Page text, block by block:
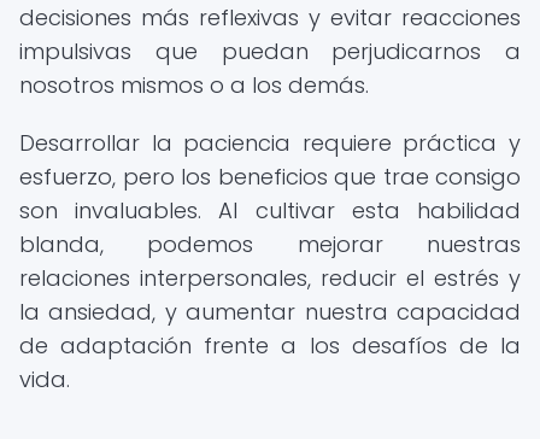
decisiones más reflexivas y evitar reacciones
impulsivas que puedan perjudicarnos a
nosotros mismos o a los demás.
Desarrollar la paciencia requiere práctica y
esfuerzo, pero los beneficios que trae consigo
son invaluables. Al cultivar esta habilidad
blanda, podemos mejorar nuestras
relaciones interpersonales, reducir el estrés y
la ansiedad, y aumentar nuestra capacidad
de adaptación frente a los desafíos de la
vida.